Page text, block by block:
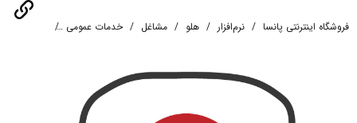
فروشگاه اینترنتی پانسا نرم‌افزار هلو مشاغل خدمات عمومی